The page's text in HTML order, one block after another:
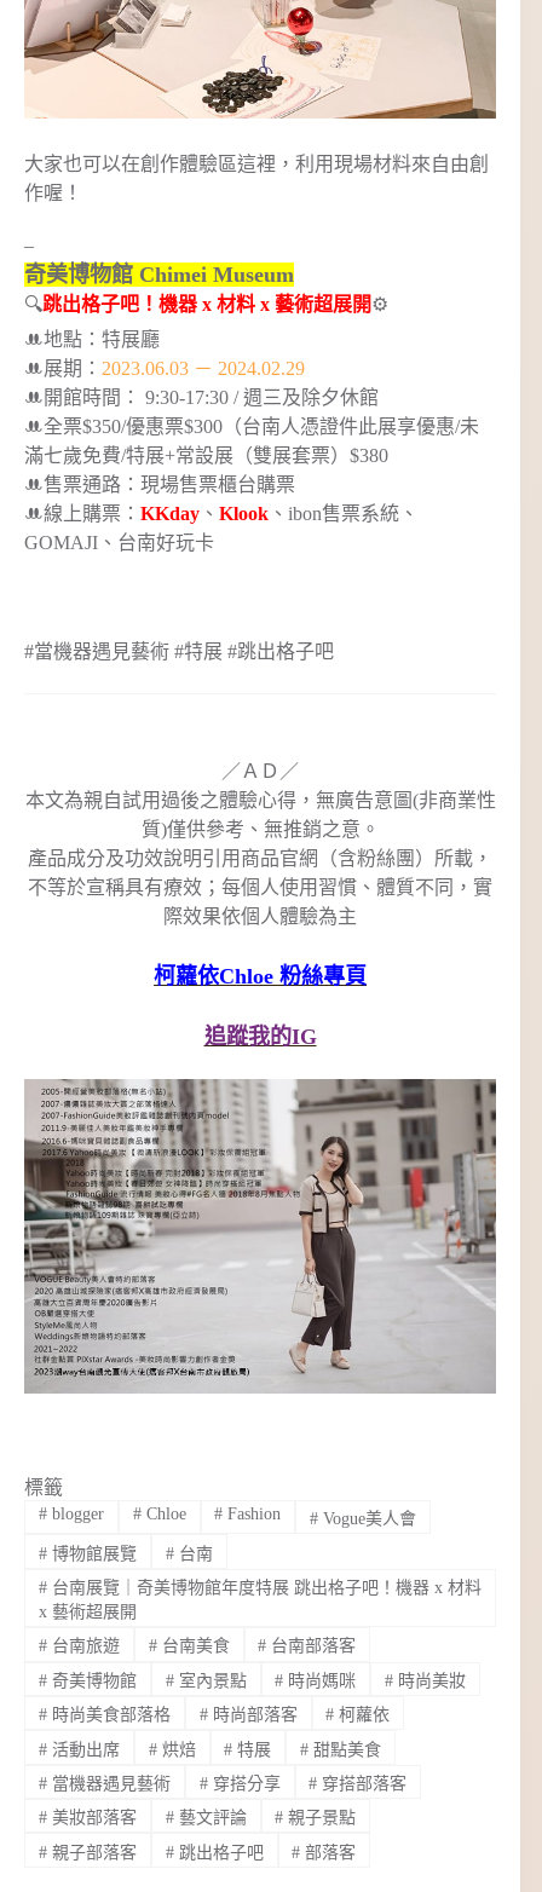
大家也可以在創作體驗區這裡，利用現場材料來自由創
作喔！
–
奇美博物館 Chimei Museum
🔍跳出格子吧！機器 x 材料 x 藝術超展開⚙️
ꔚ地點：特展廳
ꔚ展期： 2023.06.03 － 2024.02.29
ꔚ開館時間： 9:30-17:30 / 週三及除夕休館
ꔚ全票$350/優惠票$300（台南人憑證件此展享優惠/未
滿七歲免費/特展+常設展（雙展套票）$380
ꔚ售票通路：現場售票櫃台購票
ꔚ線上購票： KKday 、 Klook 、ibon售票系統、
GOMAJI、台南好玩卡
#當機器遇見藝術 #特展 #跳出格子吧
／ＡＤ／
本文為親自試用過後之體驗心得，無廣告意圖(非商業性
質)僅供參考、無推銷之意。
產品成分及功效說明引用商品官網（含粉絲團）所載，
不等於宣稱具有療效；每個人使用習慣、體質不同，實
際效果依個人體驗為主
柯蘿依Chloe 粉絲專頁
追蹤我的IG
標籤
#blogger #Chloe # Fashion # Vogue美人會
#博物館展覽 #台南
#台南展覽｜奇美博物館年度特展 跳出格子吧！機器 x 材料
x 藝術超展開
#台南旅遊 #台南美食 # 台南部落客
#奇美博物館 #室內景點 # 時尚媽咪 # 時尚美妝
#時尚美食部落格 #時尚部落客 # 柯蘿依
#活動出席 #烘焙 # 特展 # 甜點美食
#當機器遇見藝術 #穿搭分享 # 穿搭部落客
#美妝部落客 #藝文評論 # 親子景點
#親子部落客 #跳出格子吧 # 部落客